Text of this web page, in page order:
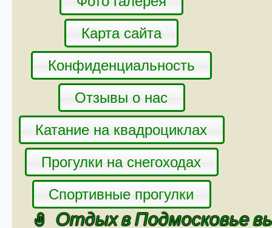
Карта сайта
Конфиденциальность
Отзывы о нас
Катание на квадроциклах
Прогулки на снегоходах
Спортивные прогулки
Отдых в Подмосковье